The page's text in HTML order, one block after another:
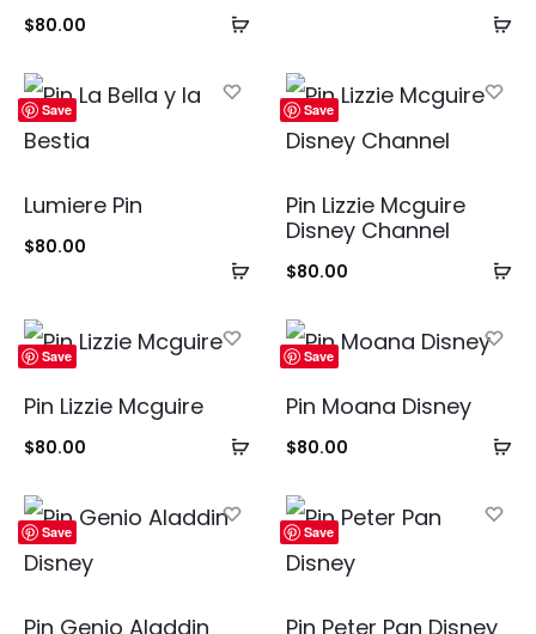
Añadir
carrito
$80.00
Save
Añadir
carrito
Lumiere Pin
$80.00
Save
Pin Lizzie Mcguire
Disney Channel
$80.00
Save
Añadir
carrito
Pin Lizzie Mcguire
$80.00
Save
Pin Moana Disney
$80.00
Save
Pin Genio Aladdin
Save
Pin Peter Pan Disney